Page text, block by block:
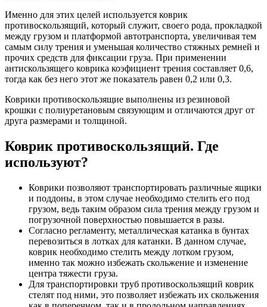
Именно для этих целей используется коврик
противоскользящий, который служит, своего рода, прокладкой
между грузом и платформой автотранспорта, увеличивая тем
самым силу трения и уменьшая количество стяжных ремней и
прочих средств для фиксации груза. При применении
антискользящего коврика коэфициент трения составляет 0,6,
тогда как без него этот же показатель равен 0,2 или 0,3.
Коврики противоскользящие выполнены из резиновой
крошки с полиуретановым связующим и отличаются друг от
друга размерами и толщиной.
Коврик противоскользящий. Где
используют?
Коврики позволяют транспортировать различные ящики
и поддоны, в этом случае необходимо стелить его под
грузом, ведь таким образом сила трения между грузом и
погрузочной поверхностью повышается в разы.
Согласно регламенту, металлическая катанка в бунтах
перевозиться в лотках для катанки. В данном случае,
коврик необходимо стелить между лотком грузом,
именно так можно избежать скольжение и изменение
центра тяжести груза.
Для транспортировки труб противоскользящий коврик
стелят под ними, это позволяет избежать их скольжения